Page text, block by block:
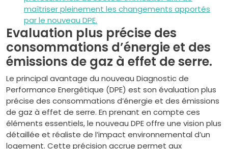
maîtriser pleinement les changements apportés
par le nouveau DPE.
Evaluation plus précise des
consommations d’énergie et des
émissions de gaz à effet de serre.
Le principal avantage du nouveau Diagnostic de
Performance Energétique (DPE) est son évaluation plus
précise des consommations d’énergie et des émissions
de gaz à effet de serre. En prenant en compte ces
éléments essentiels, le nouveau DPE offre une vision plus
détaillée et réaliste de l’impact environnemental d’un
logement. Cette précision accrue permet aux